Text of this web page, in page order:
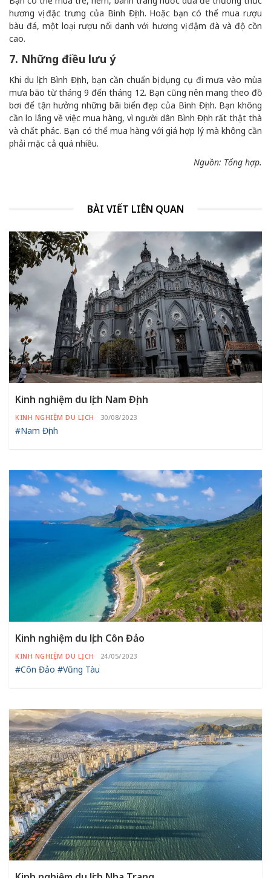
hương vị đặc trưng của Bình Định. Hoặc bạn có thể mua rượu
bàu đá, một loại rượu nổi danh với hương vị đậm đà và độ cồn
cao.
7. Những điều lưu ý
Khi du lịch Bình Định, bạn cần chuẩn bị dụng cụ đi mưa vào mùa
mưa bão từ tháng 9 đến tháng 12. Bạn cũng nên mang theo đồ
bơi để tận hưởng những bãi biển đẹp của Bình Định. Bạn không
cần lo lắng về việc mua hàng, vì người dân Bình Định rất thật thà
và chất phác. Bạn có thể mua hàng với giá hợp lý mà không cần
phải mặc cả quá nhiều.
Nguồn: Tổng hợp.
BÀI VIẾT LIÊN QUAN
Kinh nghiệm du lịch Nam Định
KINH NGHIỆM DU LỊCH 30/08/2023
#Nam Định
Kinh nghiệm du lịch Côn Đảo
KINH NGHIỆM DU LỊCH 24/05/2023
#Côn Đảo #Vũng Tàu